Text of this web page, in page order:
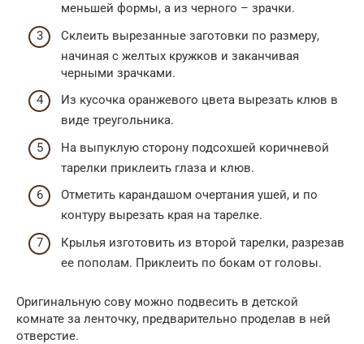
меньшей формы, а из черного – зрачки.
Склеить вырезанные заготовки по размеру,
начиная с желтых кружков и заканчивая
черными зрачками.
Из кусочка оранжевого цвета вырезать клюв в
виде треугольника.
На выпуклую сторону подсохшей коричневой
тарелки приклеить глаза и клюв.
Отметить карандашом очертания ушей, и по
контуру вырезать края на тарелке.
Крылья изготовить из второй тарелки, разрезав
ее пополам. Приклеить по бокам от головы.
Оригинальную сову можно подвесить в детской
комнате за ленточку, предварительно проделав в ней
отверстие.